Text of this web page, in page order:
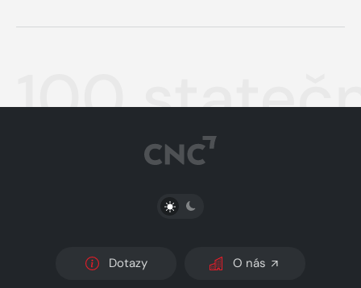
100
PŘEPNOUT SVĚTLÝ/TMAVÝ REŽIM
Dotazy O nás